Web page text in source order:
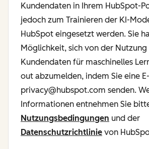
Kundendaten in Ihrem HubSpot-
jedoch zum Trainieren der KI-
HubSpot eingesetzt werden. Sie
Möglichkeit, sich von der Nutzung
Kundendaten für maschinelles
out abzumelden, indem Sie eine
privacy@hubspot.com senden.
Informationen entnehmen Sie
Nutzungsbedingungen und der
Datenschutzrichtlinie von